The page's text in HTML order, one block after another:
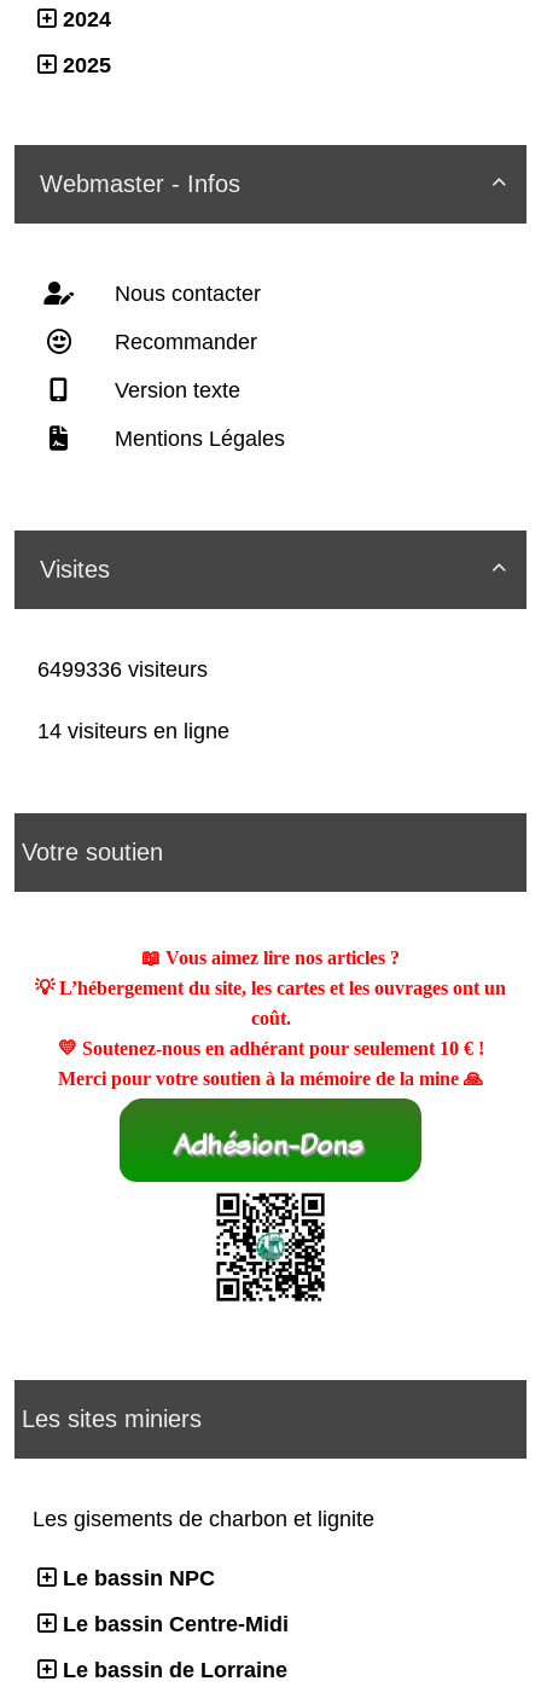
2024
2025

Webmaster - Infos
Nous contacter
Recommander
Version texte
Mentions Légales

Visites
6499336 visiteurs
14 visiteurs en ligne
Votre soutien
📖 Vous aimez lire nos articles ?
💡 L’hébergement du site, les cartes et les ouvrages ont un
coût.
💛 Soutenez-nous en adhérant pour seulement 10 €!
Merci pour votre soutien à la mémoire de la mine 🙏
Les sites miniers
Les gisements de charbon et lignite
Le bassin NPC
Le bassin Centre-Midi
Le bassin de Lorraine